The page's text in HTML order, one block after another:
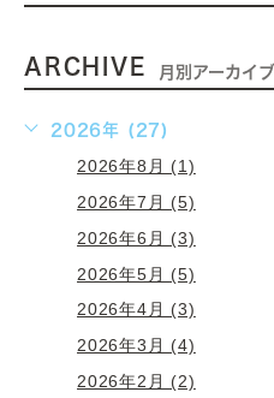
ARCHIVE 月別アーカイブ
2026年 (27)
2026年8月 (1)
2026年7月 (5)
2026年6月 (3)
2026年5月 (5)
2026年4月 (3)
2026年3月 (4)
2026年2月 (2)